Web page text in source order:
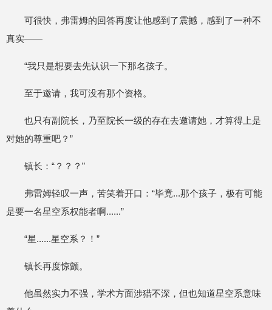
可很快，弗雷姆的回答再度让他感到了震撼，感到了一种不
真实——
“我只是想要去先认识一下那名孩子。
至于邀请，我可没有那个资格。
也只有副院长，乃至院长一级的存在去邀请她，才算得上是
对她的尊重吧？”
镇长：“？？？”
弗雷姆轻叹一声，苦笑着开口：“毕竟...那个孩子，极有可能
是要一名星空系权能者啊......”
“星......星空系？！”
镇长再度惊颤。
他虽然实力不强，学术方面涉猎不深，但也知道星空系意味